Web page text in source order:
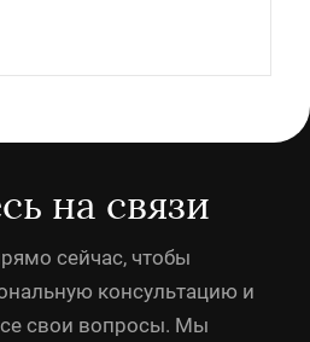
на связи
сейчас, чтобы
консультацию и
свои вопросы. Мы